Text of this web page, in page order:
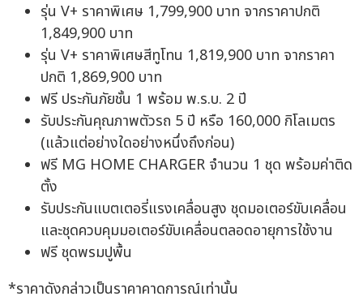
รุ่น V+ ราคาพิเศษ 1,799,900 บาท จากราคาปกติ
1,849,900 บาท
รุ่น V+ ราคาพิเศษสีทูโทน 1,819,900 บาท จากราคา
ปกติ 1,869,900 บาท
ฟรี ประกันภัยชั้น 1 พร้อม พ.ร.บ. 2 ปี
รับประกันคุณภาพตัวรถ 5 ปี หรือ 160,000 กิโลเมตร
(แล้วแต่อย่างใดอย่างหนึ่งถึงก่อน)
ฟรี MG HOME CHARGER จำนวน 1 ชุด พร้อมค่าติด
ตั้ง
รับประกันแบตเตอรี่แรงเคลื่อนสูง ชุดมอเตอร์ขับเคลื่อน
และชุดควบคุมมอเตอร์ขับเคลื่อนตลอดอายุการใช้งาน
ฟรี ชุดพรมปูพื้น
*ราคาดังกล่าวเป็นราคาคาดการณ์เท่านั้น